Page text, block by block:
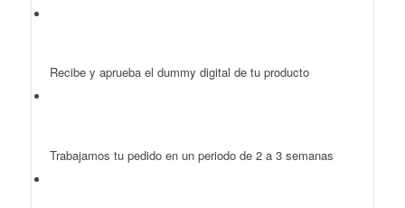
Recibe y aprueba el dummy digital de tu producto
Trabajamos tu pedido en un periodo de 2 a 3 semanas